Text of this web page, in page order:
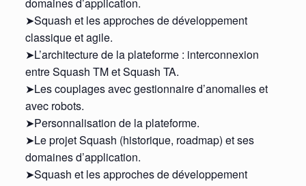
domaines d’application.
➤Squash et les approches de développement
classique et agile.
➤L’architecture de la plateforme : interconnexion
entre Squash TM et Squash TA.
➤Les couplages avec gestionnaire d’anomalies et
avec robots.
➤Personnalisation de la plateforme.
➤Le projet Squash (historique, roadmap) et ses
domaines d’application.
➤Squash et les approches de développement